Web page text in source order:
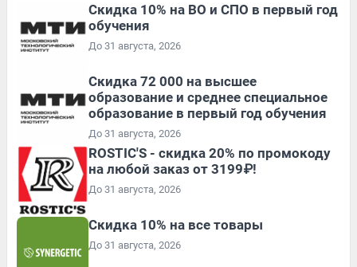
Скидка 10% на ВО и СПО в первый год
обучения
До 31 августа, 2026
Скидка 72 000 на высшее
образование и среднее специальное
образование в первый год обучения
До 31 августа, 2026
ROSTIC'S - скидка 20% по промокоду
на любой заказ от 3199₽!
До 31 августа, 2026
Скидка 10% на все товары
До 31 августа, 2026